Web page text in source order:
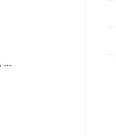
【名入れ可/ラッピング済】 ジルスチュアート リップ バーム セット キット リップクリーム JILLSTUART 鏡 ミラー ケア ギフト リップグロウ リップスティック リップバーム 成人祝い プレゼント 女性 2025 ブランド ギフトセット 化粧品 コスメ 美容 新品